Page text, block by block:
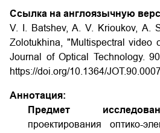
Ссылка на англоязычную
V. I. Batshev, A. V. Krioukov, A.
Zolotukhina, "Multispectral video
Journal of Optical Technology.
https://doi.org/10.1364/
Аннотация:
Предмет
проектирования оптико-